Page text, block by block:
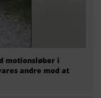
motionsløber i
andre mod at